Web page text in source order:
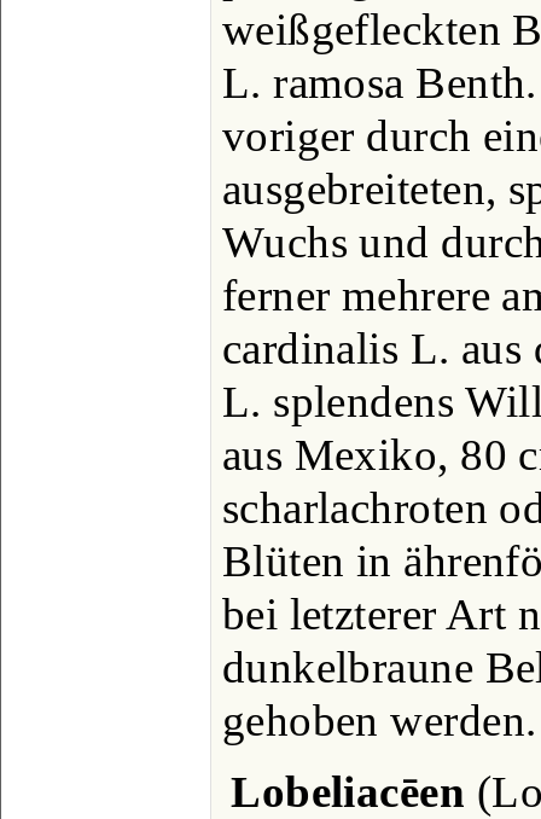
weißgefleckten
L. ramosa
voriger durch
ausgebreiteten,
Wuchs und
ferner mehrere
cardinalis L. aus
L. splendens
aus Mexiko, 80
scharlachroten
Blüten in
bei letzterer Art
dunkelbraune
gehoben werden.
Lobeliacēen